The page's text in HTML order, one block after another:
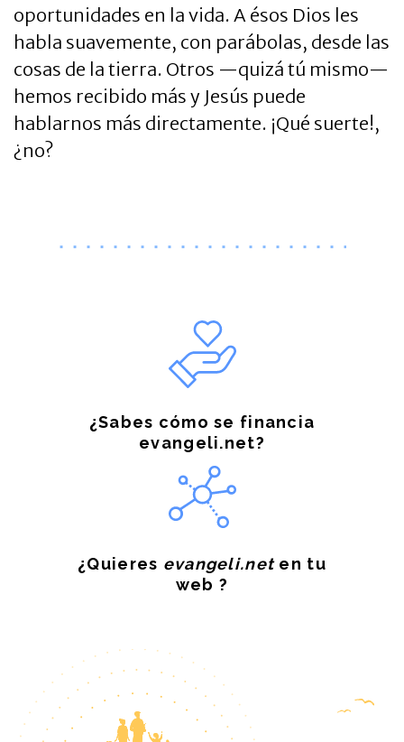
oportunidades en la vida. A ésos Dios les
habla suavemente, con parábolas, desde las
cosas de la tierra. Otros —quizá tú mismo—
hemos recibido más y Jesús puede
hablarnos más directamente. ¡Qué suerte!,
¿no?
¿Sabes cómo se financia
evangeli.net?
¿Quieres evangeli.neten tu
web ?